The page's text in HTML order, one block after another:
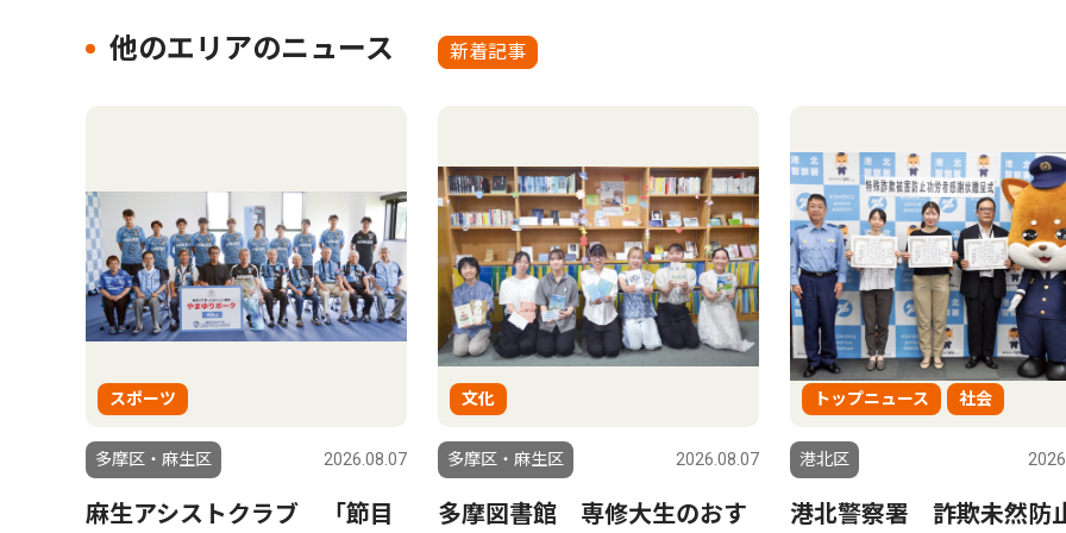
他のエリアのニュース 新着記事
スポーツ
多摩区・麻生区 2026.08.07
麻生アシストクラブ 「節目
文化
多摩区・麻生区 2026.08.07
多摩図書館 専修大生のおす
トップニュース 社会
港北区
港北警察署 詐欺未然防